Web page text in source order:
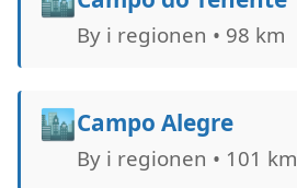
By i regionen • 98 km
🏙️Campo Alegre
By i regionen • 101 km